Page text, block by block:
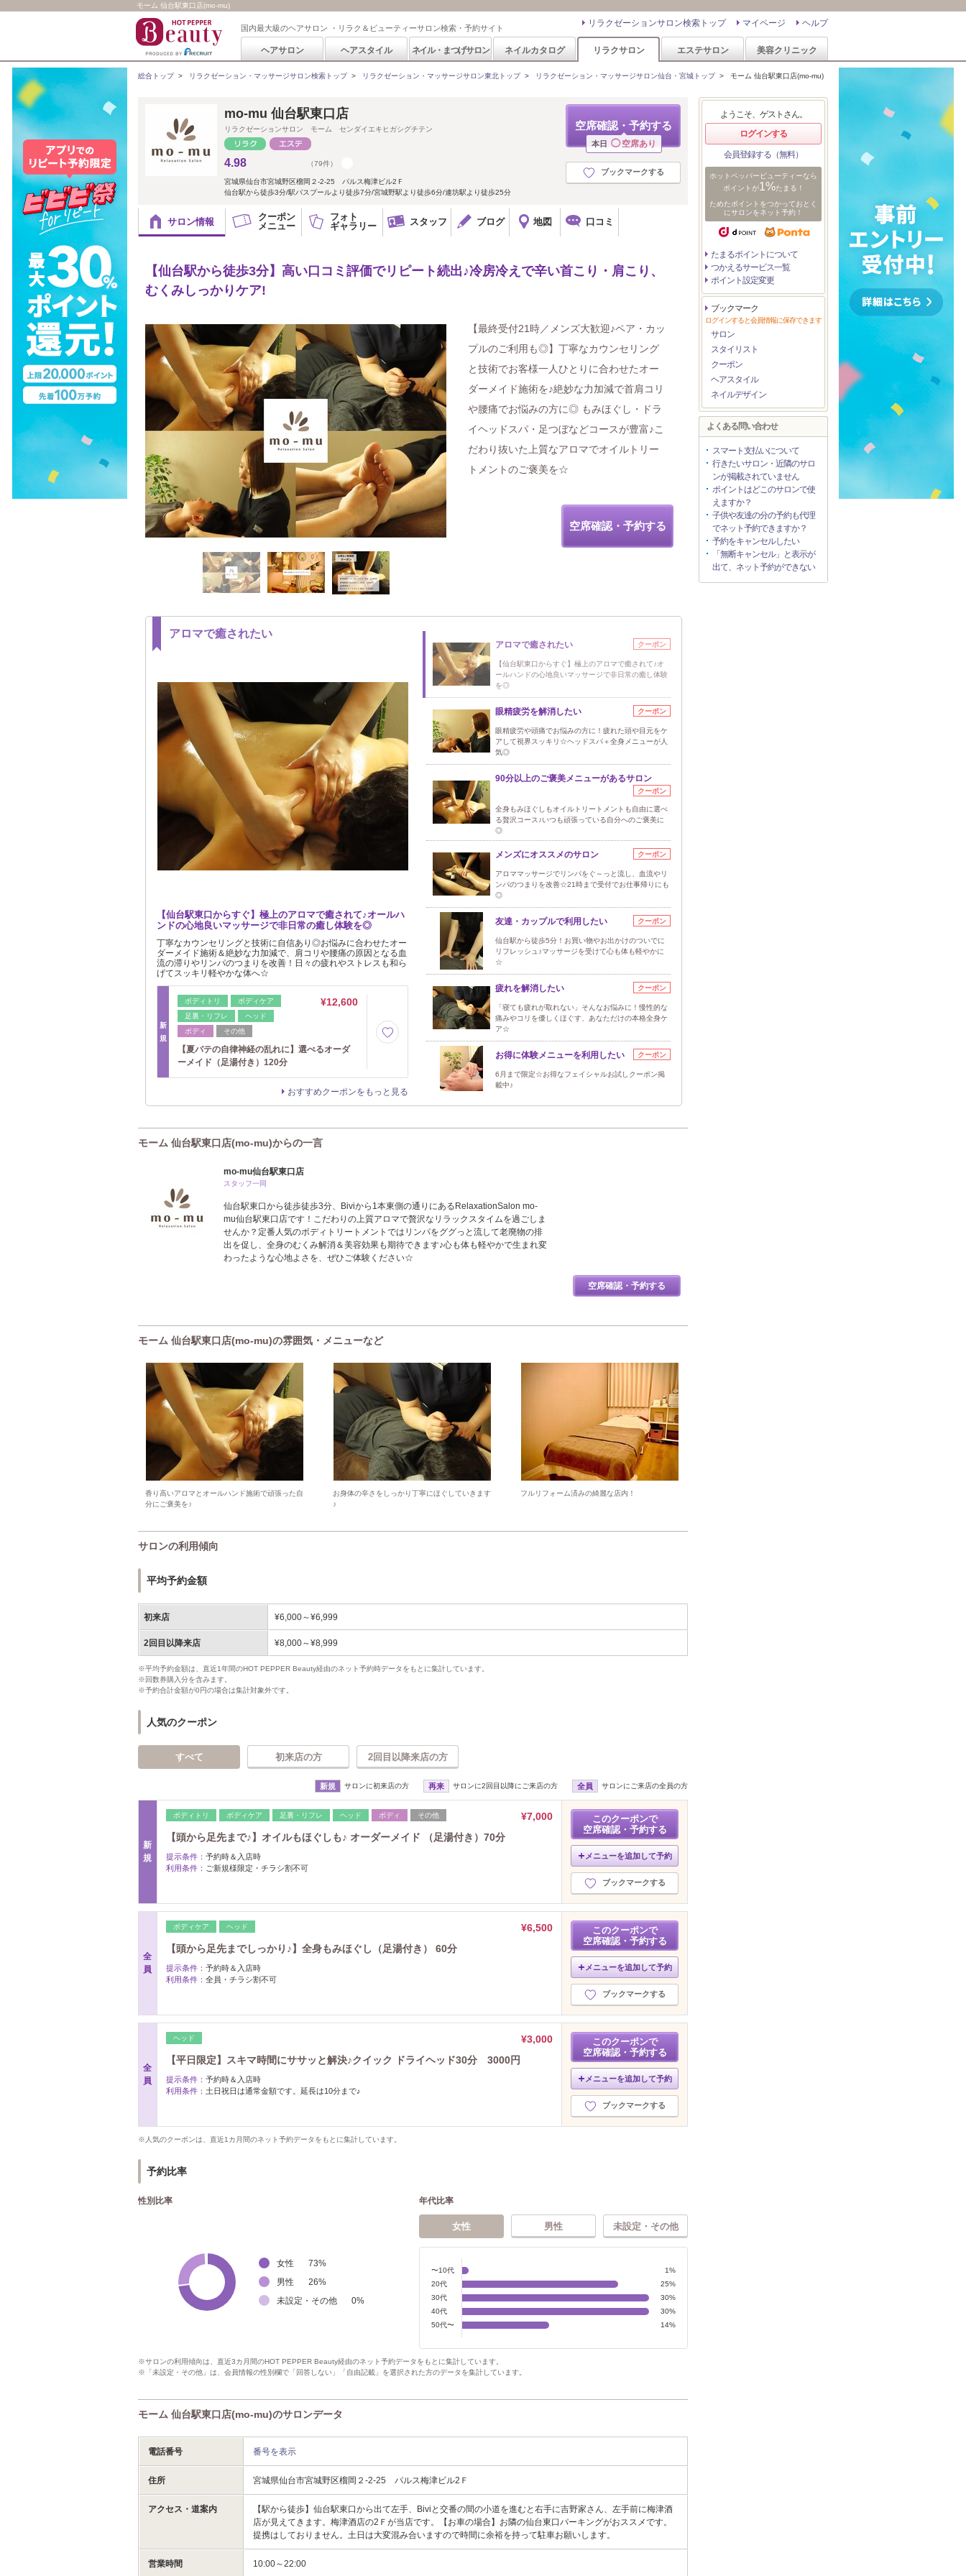
モーム 仙台駅東口店(mo-mu)
国内最大級のヘアサロン ・リラク＆ビューティーサロン検索・予約サイト ヘルプ
マイページ
リラクゼーションサロン検索トップ
ヘアサロン ヘアスタイル ネイル・まつげサロン ネイルカタログ リラクサロン エステサロン 美容クリニック
総合トップ> リラクゼーション・マッサージサロン検索トップ> リラクゼーション・マッサージサロン東北トップ> リラクゼーション・マッサージサロン仙台・宮城トップ> モーム 仙台駅東口店(mo-mu)
空席確認・予約する
本日 ◯ 空席あり
ブックマークする
mo-mu 仙台駅東口店
リラクゼーションサロン モーム センダイエキヒガシグチテン
4.98 （79件）
宮城県仙台市宮城野区榴岡２-2-25 パルス梅津ビル2Ｆ
仙台駅から徒歩3分/駅バスプールより徒歩7分/宮城野駅より徒歩6分/連坊駅より徒歩25分
サロン情報
クーポン
メニュー
フォト
ギャラリー
スタッフ ブログ 地図 口コミ
【仙台駅から徒歩3分】高い口コミ評価でリピート続出♪冷房冷えで辛い首こり・肩こり、
むくみしっかりケア!
【最終受付21時／メンズ大歓迎♪ペア・カッ
プルのご利用も◎】丁寧なカウンセリング
と技術でお客様一人ひとりに合わせたオー
ダーメイド施術を♪絶妙な力加減で首肩コリ
や腰痛でお悩みの方に◎ もみほぐし・ドラ
イヘッドスパ・足つぼなどコースが豊富♪こ
だわり抜いた上質なアロマでオイルトリー
トメントのご褒美を☆
空席確認・予約する
アロマで癒されたい
【仙台駅東口からすぐ】極上のアロマで癒されて♪オールハ
ンドの心地良いマッサージで非日常の癒し体験を◎
丁寧なカウンセリングと技術に自信あり◎お悩みに合わせたオー
ダーメイド施術＆絶妙な力加減で、肩コリや腰痛の原因となる血
流の滞りやリンパのつまりを改善！日々の疲れやストレスも和ら
げてスッキリ軽やかな体へ☆
新
規
ボディトリ
ボディケア
足裏・リフレ
ヘッド
ボディ
その他
¥12,600
【夏バテの自律神経の乱れに】選べるオーダ
ーメイド（足湯付き）120分
おすすめクーポンをもっと見る
アロマで癒されたい クーポン
【仙台駅東口からすぐ】極上のアロマで癒されて♪オ
ールハンドの心地良いマッサージで非日常の癒し体験
を◎
眼精疲労を解消したい クーポン
眼精疲労や頭痛でお悩みの方に！疲れた頭や目元をケ
アして視界スッキリ☆ヘッドスパ＋全身メニューが人
気◎
90分以上のご褒美メニューがあるサロン
クーポン
全身もみほぐしもオイルトリートメントも自由に選べ
る贅沢コース♪いつも頑張っている自分へのご褒美に
◎
メンズにオススメのサロン クーポン
アロママッサージでリンパをぐ～っと流し、血流やリ
ンパのつまりを改善☆21時まで受付でお仕事帰りにも
◎
友達・カップルで利用したい クーポン
仙台駅から徒歩5分！お買い物やお出かけのついでに
リフレッシュ♪マッサージを受けて心も体も軽やかに
☆
疲れを解消したい クーポン
「寝ても疲れが取れない」そんなお悩みに！慢性的な
痛みやコリを優しくほぐす、あなただけの本格全身ケ
ア☆
お得に体験メニューを利用したい クーポン
6月まで限定☆お得なフェイシャルお試しクーポン掲
載中♪
モーム 仙台駅東口店(mo-mu)からの一言
mo-mu仙台駅東口店
スタッフ一同
仙台駅東口から徒歩徒歩3分、Biviから1本東側の通りにあるRelaxationSalon mo-
mu仙台駅東口店です！こだわりの上質アロマで贅沢なリラックスタイムを過ごしま
せんか？定番人気のボディトリートメントではリンパをググっと流して老廃物の排
出を促し、全身のむくみ解消＆美容効果も期待できます♪心も体も軽やかで生まれ変
わったような心地よさを、ぜひご体験ください☆
空席確認・予約する
モーム 仙台駅東口店(mo-mu)の雰囲気・メニューなど
香り高いアロマとオールハンド施術で頑張った自
分にご褒美を♪
お身体の辛さをしっかり丁寧にほぐしていきます
♪
フルリフォーム済みの綺麗な店内！
サロンの利用傾向
平均予約金額
初来店 ¥6,000～¥6,999
2回目以降来店 ¥8,000～¥8,999
※平均予約金額は、直近1年間のHOT PEPPER Beauty経由のネット予約時データをもとに集計しています。
※回数券購入分を含みます。
※予約合計金額が0円の場合は集計対象外です。
人気のクーポン
すべて 初来店の方 2回目以降来店の方
新規 サロンに初来店の方 再来 サロンに2回目以降にご来店の方 全員 サロンにご来店の全員の方
新
規
ボディトリ ボディケア 足裏・リフレ ヘッド ボディ その他
¥7,000
【頭から足先まで♪】オイルもほぐしも♪ オーダーメイド （足湯付き）70分
提示条件： 予約時＆入店時
利用条件： ご新規様限定・チラシ割不可
このクーポンで
空席確認・予約する
メニューを追加して予約
ブックマークする
全
員
ボディケア ヘッド
¥6,500
【頭から足先までしっかり♪】全身もみほぐし（足湯付き） 60分
提示条件： 予約時＆入店時
利用条件： 全員・チラシ割不可
このクーポンで
空席確認・予約する
メニューを追加して予約
ブックマークする
全
員
ヘッド
¥3,000
【平日限定】スキマ時間にササッと解決♪クイック ドライヘッド30分 3000円
提示条件： 予約時＆入店時
利用条件： 土日祝日は通常金額です。延長は10分まで♪
このクーポンで
空席確認・予約する
メニューを追加して予約
ブックマークする
※人気のクーポンは、直近1カ月間のネット予約データをもとに集計しています。
予約比率
性別比率
女性 73%
男性
26%
未設定・その他
0%
年代比率
女性 男性 未設定・その他
〜10代
1%
20代
25%
30代
30%
40代
30%
50代〜
14%
※サロンの利用傾向は、直近3カ月間のHOT PEPPER Beauty経由のネット予約データをもとに集計しています。
※「未設定・その他」は、会員情報の性別欄で「回答しない」「自由記載」を選択された方のデータを集計しています。
モーム 仙台駅東口店(mo-mu)のサロンデータ
電話番号 番号を表示
住所 宮城県仙台市宮城野区榴岡２-2-25 パルス梅津ビル2Ｆ
アクセス・道案内
【駅から徒歩】仙台駅東口から出て左手、Biviと交番の間の小道を進むと右手に吉野家さん、左手前に梅津酒
店が見えてきます。梅津酒店の2Ｆが当店です。【お車の場合】お隣の仙台東口パーキングがおススメです。
提携はしておりません。土日は大変混み合いますので時間に余裕を持って駐車お願いします。
営業時間 10:00～22:00
ようこそ、ゲストさん。
ログインする
会員登録する（無料）
ホットペッパービューティーなら
ポイントが1%たまる！
ためたポイントをつかっておとく
にサロンをネット予約！
たまるポイントについて
つかえるサービス一覧
ポイント設定変更
ブックマーク
ログインすると会員情報に保存できます
サロン
スタイリスト
クーポン
ヘアスタイル
ネイルデザイン
よくある問い合わせ
スマート支払いについて
行きたいサロン・近隣のサロ
ンが掲載されていません
ポイントはどこのサロンで使
えますか？
子供や友達の分の予約も代理
でネット予約できますか？
予約をキャンセルしたい
「無断キャンセル」と表示が
出て、ネット予約ができない